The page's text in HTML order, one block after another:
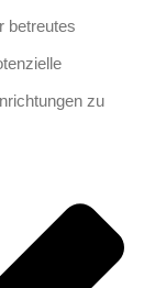
betreutes
zu